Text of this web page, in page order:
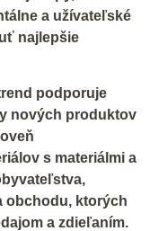
a užívateľské
najlepšie
podporuje
nových produktov
s materiálmi a
obchodu, ktorých
a zdieľaním.